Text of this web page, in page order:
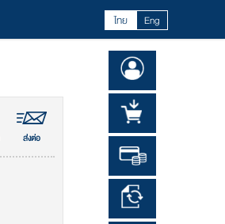
ไทย Eng
ส่งต่อ